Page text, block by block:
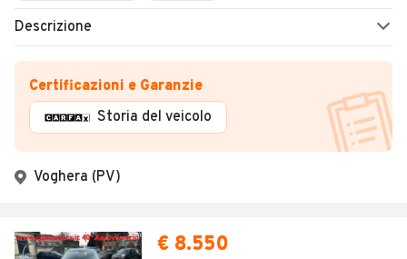
Descrizione
Certificazioni e Garanzie
Storia del veicolo
Voghera (PV)
€ 8.550